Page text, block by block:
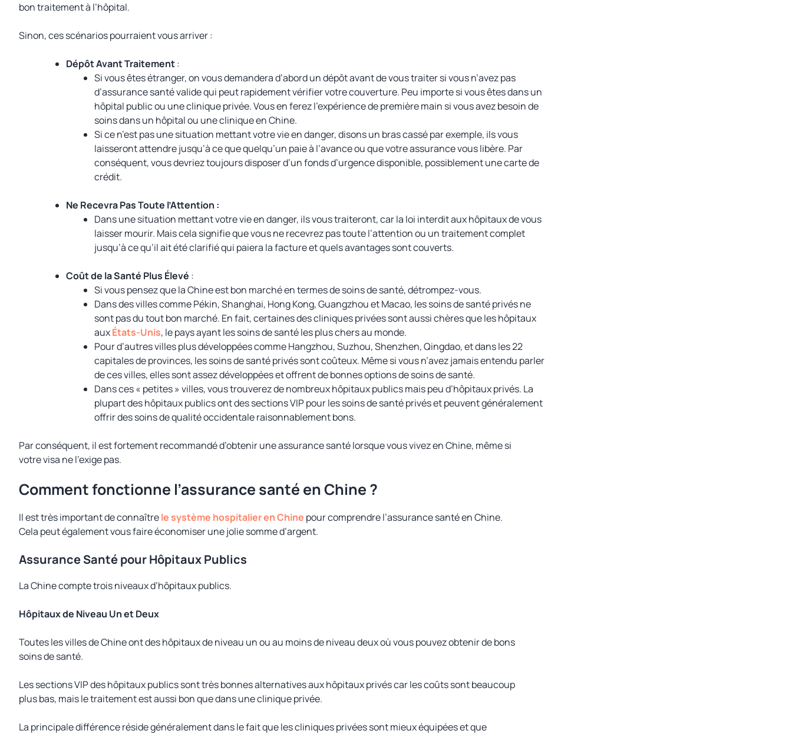
bon traitement à l’hôpital.
Sinon, ces scénarios pourraient vous arriver :
Dépôt Avant Traitement:
Si vous êtes étranger, on vous demandera d’abord un dépôt avant de vous traitersivous n’avez pas
d’assurance santé valide qui peut rapidement vérifier votre couverture. Peu importe si vous êtes dans un
hôpital public ou une clinique privée. Vous en ferez l’expérience de première main si vous avez besoin de
soins dans un hôpital ou une clinique en Chine.
Si ce n’est pas une situation mettant votre vie en danger, disons un bras cassé par exemple, ils vous
laisseront attendre jusqu’à ce que quelqu’un paie à l’avance ou que votre assurance vous libère. Par
conséquent, vous devriez toujours disposer d’un fonds d’urgence disponible, possiblement une carte de
crédit.
Ne Recevra Pas Toute l’Attention :
Dans une situation mettant votre vie en danger, ils vous traiteront, car la loi interdit aux hôpitaux de vous
laisser mourir. Mais cela signifie que vous ne recevrez pas toute l’attention ou un traitement complet
jusqu’à ce qu’il ait été clarifié qui paiera la facture et quels avantages sont couverts.
Coût de la Santé Plus Élevé :
Si vous pensez que la Chine est bon marché en termes de soins de santé, détrompez-vous.
Dans des villes comme Pékin, Shanghai, Hong Kong, Guangzhou et Macao, les soins de santé privés ne
sont pas du tout bon marché. En fait, certaines des cliniques privées sont aussi chères que les hôpitaux
auxÉtats-Unis, le pays ayant les soins de santé les plus chers au monde.
Pour d’autres villes plus développées comme Hangzhou, Suzhou, Shenzhen, Qingdao, et dans les 22
capitales de provinces, les soins de santé privés sont coûteux. Même si vous n’avez jamais entendu parler
de ces villes, elles sont assez développées et offrent de bonnes options de soins de santé.
Dans ces « petites » villes, vous trouverez de nombreux hôpitaux publics mais peu d’hôpitaux privés. La
plupart des hôpitaux publics ont des sections VIP pour les soins de santé privés et peuvent généralement
offrir des soins de qualité occidentale raisonnablement bons.
Par conséquent, il est fortement recommandé d’obtenir une assurance santé lorsque vous vivez en Chine, même si
votre visa ne l’exige pas.
Comment fonctionne l’assurance santé en Chine ?
Il est très important de connaîtrele système hospitalier en Chine pour comprendre l’assurance santé en Chine.
Cela peut également vous faire économiser une jolie somme d’argent.
Assurance Santé pour Hôpitaux Publics
La Chine compte trois niveaux d’hôpitaux publics.
Hôpitaux de Niveau Un et Deux
Toutes les villes de Chine ont des hôpitaux de niveau un ou au moins de niveau deux où vous pouvez obtenir de bons
soins de santé.
Les sections VIP des hôpitaux publics sont très bonnes alternatives aux hôpitaux privés car les coûts sont beaucoup
plus bas, mais le traitement est aussi bon que dans une clinique privée.
La principale différence réside généralement dans le fait que les cliniques privées sont mieux équipées et que